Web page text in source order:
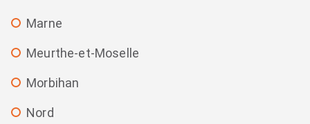
Marne
Meurthe-et-Moselle
Morbihan
Nord